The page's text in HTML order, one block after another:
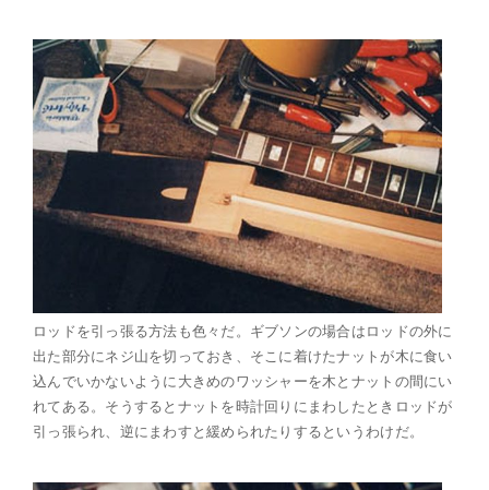
ロッドを引っ張る方法も色々だ。ギブソンの場合はロッドの外に
出た部分にネジ山を切っておき、そこに着けたナットが木に食い
込んでいかないように大きめのワッシャーを木とナットの間にい
れてある。そうするとナットを時計回りにまわしたときロッドが
引っ張られ、逆にまわすと緩められたりするというわけだ。